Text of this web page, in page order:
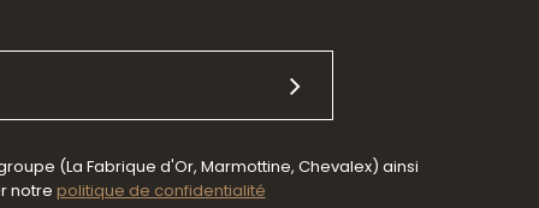
(La Fabrique d'Or, Marmottine, Chevalex) ainsi
notre politique de confidentialité